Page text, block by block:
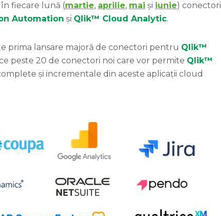
fiecare lună (martie, aprilie, mai și iunie) conectori
Automation și Qlik™ Cloud Analytic.
prima lansare majoră de conectori pentru Qlik™
peste 20 de conectori noi care vor permite Qlik™
și incrementale din aceste aplicații cloud